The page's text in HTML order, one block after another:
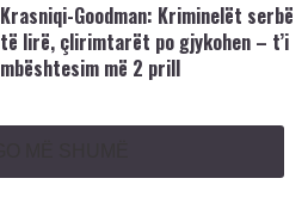
Krasniqi-Goodman: Kriminelët serbë
të lirë, çlirimtarët po gjykohen – t’i
mbështesim më 2 prill